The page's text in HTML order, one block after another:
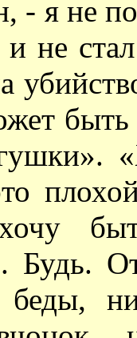
- я не
не
быть
Будь.
беды,